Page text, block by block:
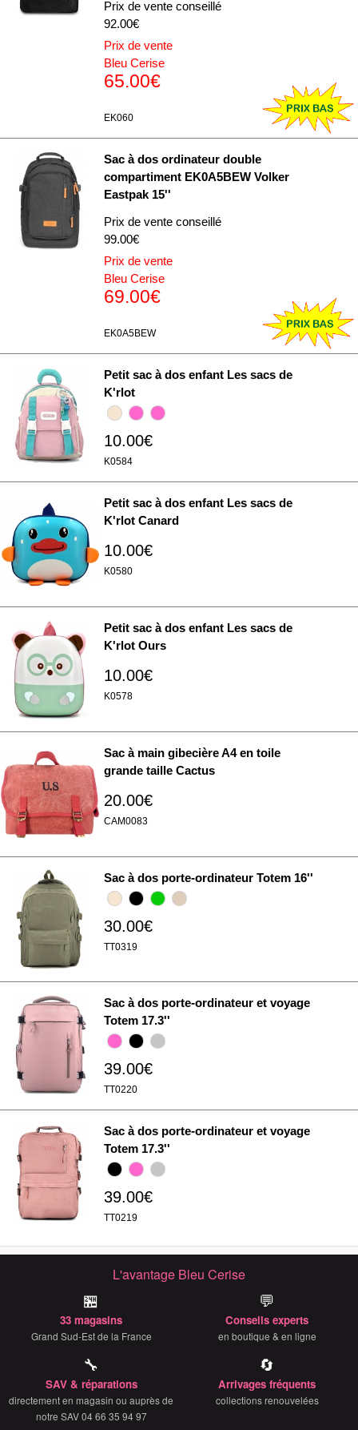
ou qu'ils ont collectées lors de votre utilisation de leurs
Prix de vente conseillé
92.00€
Prix de vente
Bleu Cerise
65.00€
EK060
Sac à dos ordinateur double
compartiment EK0A5BEW Volker
Eastpak 15''
Prix de vente conseillé
99.00€
Prix de vente
Bleu Cerise
69.00€
EK0A5BEW
Petit sac à dos enfant Les sacs de
K'rlot
10.00€
K0584
Petit sac à dos enfant Les sacs de
K'rlot Canard
10.00€
K0580
Petit sac à dos enfant Les sacs de
K'rlot Ours
10.00€
K0578
Sac à main gibecière A4 en toile
grande taille Cactus
20.00€
CAM0083
Sac à dos porte-ordinateur Totem 16''
30.00€
TT0319
Sac à dos porte-ordinateur et voyage
Totem 17.3''
39.00€
TT0220
Sac à dos porte-ordinateur et voyage
Totem 17.3''
39.00€
TT0219
L'avantage Bleu Cerise
🏪
33 magasins
Grand Sud-Est de la France
💬
Conseils experts
en boutique & en ligne
🔧
SAV & réparations
directement en magasin ou auprès de
notre SAV 04 66 35 94 97
🔄
Arrivages fréquents
collections renouvelées